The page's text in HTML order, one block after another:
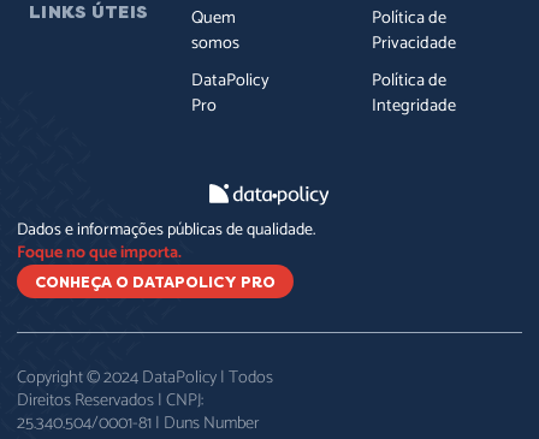
LINKS ÚTEIS
Quem
somos
DataPolicy
Pro
Política de
Privacidade
Política de
Integridade
Dados e informações públicas de qualidade.
Foque no que importa.
CONHEÇA O DATAPOLICY PRO
Copyright © 2024 DataPolicy | Todos
Direitos Reservados | CNPJ:
25.340.504/0001-81 | Duns Number